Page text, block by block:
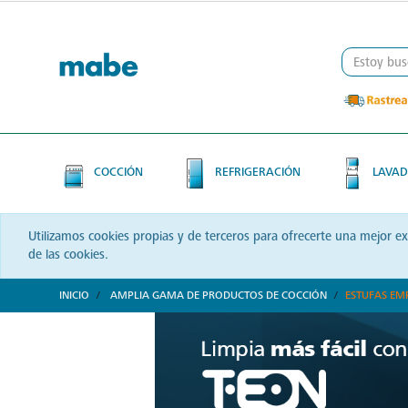
COCCIÓN REFRIGERACIÓN
Utilizamos cookies propias y de terceros para ofrecerte una mejor
de las cookies.
INICIO AMPLIA GAMA DE PRODUCTOS DE COCCIÓN ESTUFAS